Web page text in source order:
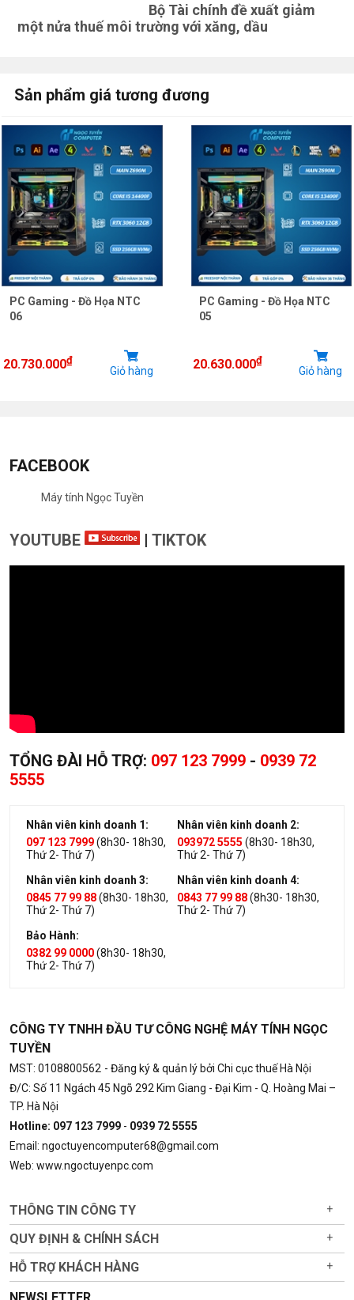
Bộ Tài chính đề xuất giảm
một nửa thuế môi trường với xăng, dầu
Sản phẩm giá tương đương
PC Gaming - Đồ Họa NTC
06
20.730.000₫
Giỏ hàng
PC Gaming - Đồ Họa NTC
05
20.630.000₫
Giỏ hàng
FACEBOOK
Máy tính Ngọc Tuyền
YOUTUBE TIKTOK
TỔNG ĐÀI HỖ TRỢ: 097 123 7999 - 0939 72
5555
Nhân viên kinh doanh 1:
097 123 7999(8h30- 18h30,
Thứ 2- Thứ 7)
Nhân viên kinh doanh 2:
093972 5555 (8h30- 18h30,
Thứ 2- Thứ 7)
Nhân viên kinh doanh 3:
0845 77 99 88(8h30- 18h30,
Thứ 2- Thứ 7)
Nhân viên kinh doanh 4:
0843 77 99 88(8h30- 18h30,
Thứ 2- Thứ 7)
Bảo Hành:
0382 99 0000(8h30- 18h30,
Thứ 2- Thứ 7)
CÔNG TY TNHH ĐẦU TƯ CÔNG NGHỆ MÁY TÍNH NGỌC
TUYỀN
MST: 0108800562 - Đăng ký & quản lý bởi Chi cục thuế Hà Nội
Đ/C: Số 11 Ngách 45 Ngõ 292 Kim Giang - Đại Kim - Q. Hoàng Mai –
TP. Hà Nội
Hotline: 097 123 7999 - 0939 72 5555
Email: ngoctuyencomputer68@gmail.com
Web: www.ngoctuyenpc.com
THÔNG TIN CÔNG TY +
QUY ĐỊNH & CHÍNH SÁCH +
HỖ TRỢ KHÁCH HÀNG +